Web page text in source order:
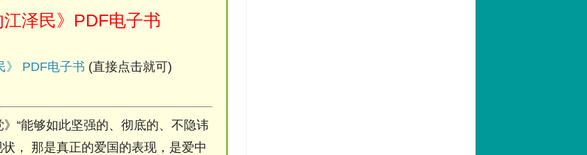
泽民》PDF电子书
》 PDF电子书 (直接点击就可)
“能够如此坚强的、彻底的、不隐讳
， 那是真正的爱国的表现，是爱中